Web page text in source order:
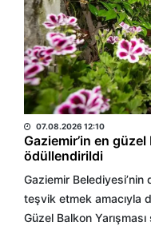
BÜLTEN
07.08.2026 12:10
Gaziemir’in en
ödüllendirildi
Gaziemir Belediyesi’nin
teşvik etmek amacıyla
Güzel Balkon